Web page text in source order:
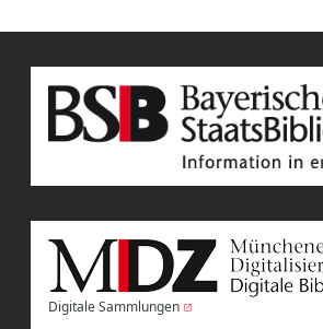
Digitale Sammlungen